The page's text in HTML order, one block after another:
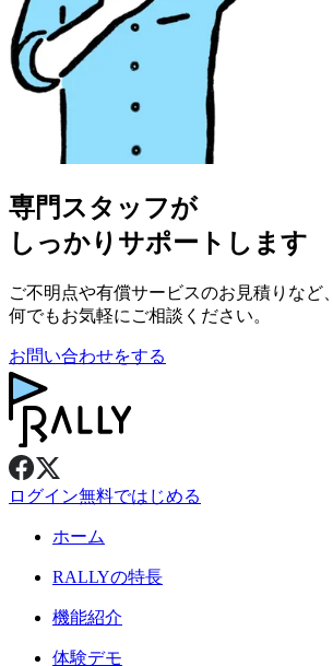
専門スタッフが
しっかりサポートします
ご不明点や有償サービスのお見積りなど、
何でもお気軽にご相談ください。
お問い合わせをする
ログイン無料ではじめる
ホーム
RALLYの特長
機能紹介
体験デモ